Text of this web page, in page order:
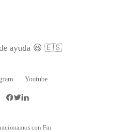
ayuda 😃 🇪🇸
Youtube
con Fin